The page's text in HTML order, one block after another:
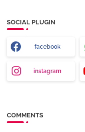
SOCIAL PLUGIN
facebook
instagram
COMMENTS